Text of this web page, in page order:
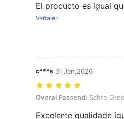
El producto es igual
Vertalen
c***s 31 Jan,2026
Overal Passend: Echte
Overal Passend: Echte
Excelente qualidade